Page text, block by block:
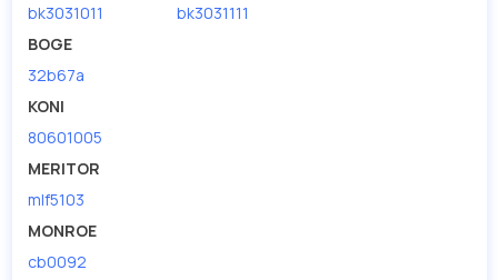
bk3031011
bk3031111
BOGE
32b67a
KONI
80601005
MERITOR
mlf5103
MONROE
cb0092